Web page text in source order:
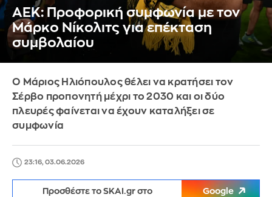
AEK: Προφορική συμφωνία με τον
Μάρκο Νίκολιτς για επέκταση
συμβολαίου
Ο Μάριος Ηλιόπουλος θέλει να κρατήσει τον
Σέρβο προπονητή μέχρι το 2030 και οι δύο
πλευρές φαίνεται να έχουν καταλήξει σε
συμφωνία
23:16, 03.06.2026
Προσθέστε το SKAI.gr στο Google